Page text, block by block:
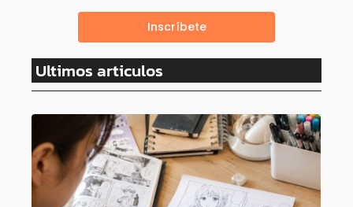
Inscríbete
Ultimos articulos